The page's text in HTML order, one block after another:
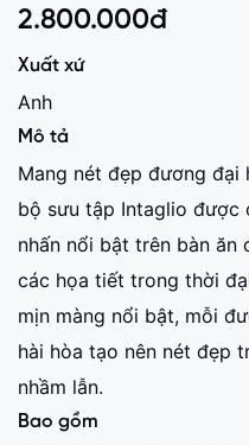
2.800.000đ
Xuất xứ
Anh
Mô tả
Mang nét đẹp đương
bộ sưu tập Intaglio được
nhấn nổi bật trên bàn ăn
các họa tiết trong thời
mịn màng nổi bật, mỗi
hài hòa tạo nên nét đẹp
nhầm lẫn.
Bao gồm